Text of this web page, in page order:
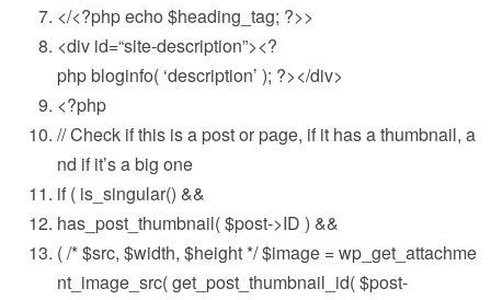
</<?phpecho $heading_tag; ?>>
<div id=“site-description”><?
php bloginfo( ‘description’ ); ?></div>
<?php
// Check if this is a post or page, if it has a thumbnail, a
nd if it’s a big one
if ( is_singular() &&
has_post_thumbnail($post->ID ) &&
(/* $src, $width, $height */$image = wp_get_attachme
nt_image_src( get_post_thumbnail_id($post-